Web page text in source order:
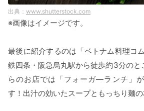
www.shutterstock.com
※画像はイメージです。
最後に紹介するのは「ベトナム料理コ
鉄四条・阪急烏丸駅から徒歩約3分のと
らのお店では「フォーガ―ランチ」
す！出汁の効いたスープともっちり麺の